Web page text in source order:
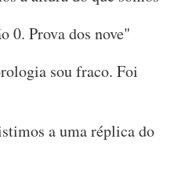
0. Prova dos nove"
sou fraco. Foi
a uma réplica do